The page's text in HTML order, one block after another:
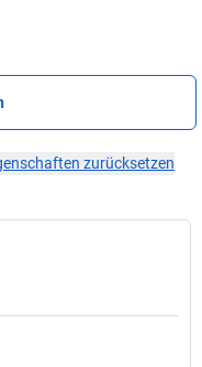
zurücksetzen